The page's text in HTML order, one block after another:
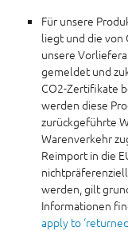
Für unsere
liegt und die von
unsere
gemeldet und
CO2-Zertifikate
werden diese
zurückgeführte
Warenverkehr
Reimport in die
werden, gilt
Informationen
apply to